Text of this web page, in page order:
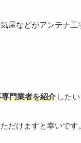
屋などがアンテナ
門業者を紹介 した
だけますと幸いです